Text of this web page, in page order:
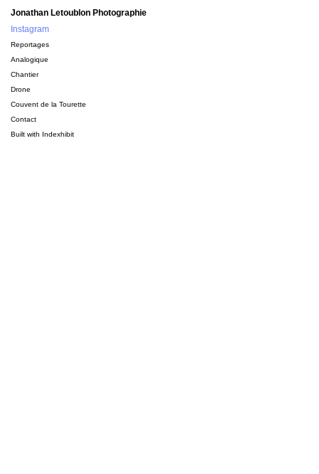
Jonathan Letoublon Photographie
Instagram
Reportages
Analogique
Chantier
Drone
Couvent de la Tourette
Contact
Built with Indexhibit